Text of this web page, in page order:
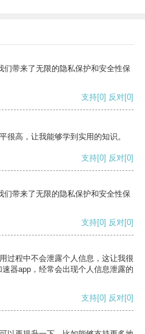
带来了无限的隐私保护和安全性保
支持[0] 反对[0]
很高，让我能够学到实用的知识。
支持[0] 反对[0]
带来了无限的隐私保护和安全性保
支持[0] 反对[0]
过程中不会泄露个人信息，这让我很
器app，经常会出现个人信息泄露的
支持[0] 反对[0]